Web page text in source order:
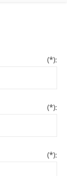
(*):
(*):